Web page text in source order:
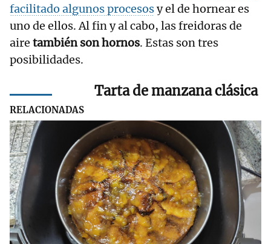
facilitado algunos procesosy el de hornear es
uno de ellos. Al fin y al cabo, las freidoras de
aire también son hornos. Estas son tres
posibilidades.
RELACIONADAS
Dos recetas de
tartas de chocolate
para hacer en la
freidora de aire y
triunfar
Su receta: Pastel
Vasco tradicional
Tarta de manzana clásica